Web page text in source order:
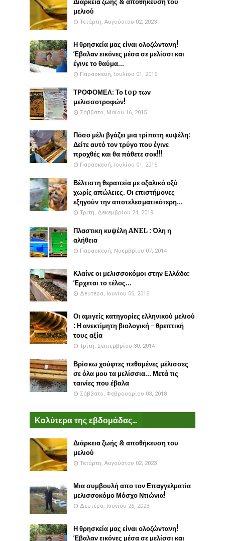
μελιού
Τετάρτη, Αυγούστου 02, 2023
Η θρησκεία μας είναι ολοζώντανη!
Έβαλαν εικόνες μέσα σε μελίσσι και
έγινε το θαύμα...
Παρασκευή, Ιουλίου 01, 2016
ΤΡΟΦΟΜΕΛ: Το top των
μελισσοτροφών!
Σάββατο, Μαΐου 16, 2015
Πόσο μέλι βγάζει μια τρίπατη κυψέλη:
Δείτε αυτό τον τρύγο που έγινε
προχθές και θα πάθετε σοκ!!!
Παρασκευή, Ιουλίου 01, 2016
Βέλτιστη θεραπεία με οξαλικό οξύ
χωρίς απώλειες. Οι επιστήμονες
εξηγούν την αποτελεσματικότερη...
Τρίτη, Δεκεμβρίου 24, 2019
Πλαστικη κυψέλη ANEL : Όλη η
αλήθεια
Παρασκευή, Νοεμβρίου 07, 2014
Κλαίνε οι μελισσοκόμοι στην Ελλάδα:
Έρχεται το τέλος...
Δευτέρα, Ιουνίου 06, 2016
Οι αμιγείς κατηγορίες ελληνικού μελιού
: Η ανεκτίμητη βιολογική - θρεπτική
τους αξία
Τρίτη, Σεπτεμβρίου 30, 2014
Βρίσκω χούφτες πεθαμένες μέλισσες
σε όλα μου τα μελίσσια... Μετά τις
ταινίες που έβαλα
Σάββατο, Φεβρουαρίου 03, 2018
Καλύτερα της εβδομάδας...
Διάρκεια ζωής & αποθήκευση του
μελιού
Τετάρτη, Αυγούστου 02, 2023
Μια συμβουλή απο τον Επαγγελματία
μελισσοκόμο Μόσχο Ντιώνια!
Δευτέρα, Ιουνίου 26, 2023
Η θρησκεία μας είναι ολοζώντανη!
Έβαλαν εικόνες μέσα σε μελίσσι και